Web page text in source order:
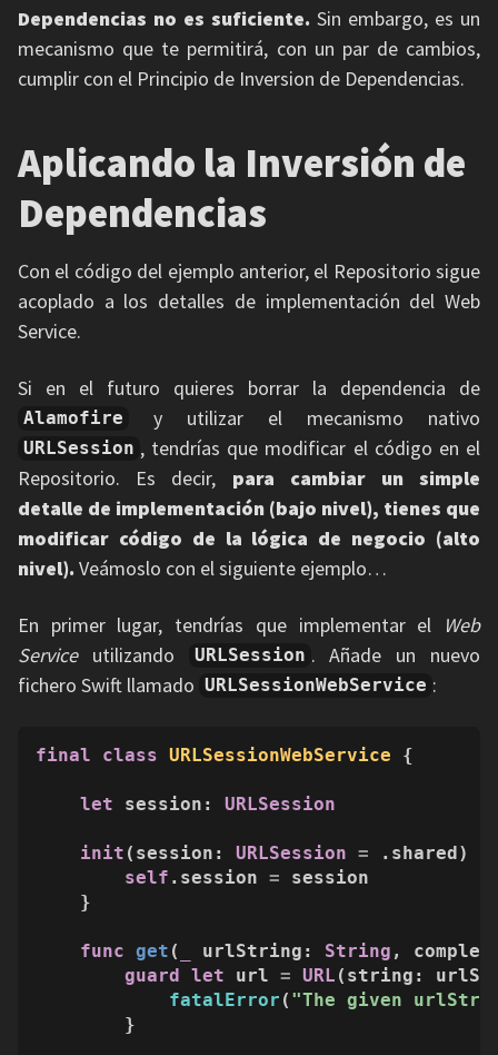
Dependencias no es suficiente. Sin embargo, es un
mecanismo que te permitirá, con un par de cambios,
cumplir con el Principio de Inversion de Dependencias.
Aplicando la Inversión de
Dependencias
Con el código del ejemplo anterior, el Repositorio sigue
acoplado a los detalles de implementación del Web
Service.
Si en el futuro quieres borrar la dependencia de
Alamofire y utilizar el mecanismo nativo
URLSession , tendrías que modificar el código en el
Repositorio. Es decir, para cambiar un simple
detalle de implementación (bajo nivel), tienes que
modificar código de la lógica de negocio (alto
nivel). Veámoslo con el siguiente ejemplo…
En primer lugar, tendrías que implementar el Web
Serviceutilizando URLSession . Añade un nuevo
fichero Swift llamado URLSessionWebService :
final class URLSessionWebService {
let session: URLSession
init ( session : URLSession = .shared) {
self .session = session
    }
func get ( urlString : String ,
guard
let url = URL (string:
fatalError ( "The given
        }